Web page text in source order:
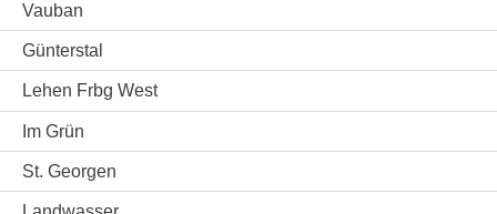
Vauban
Günterstal
Lehen Frbg West
Im Grün
St. Georgen